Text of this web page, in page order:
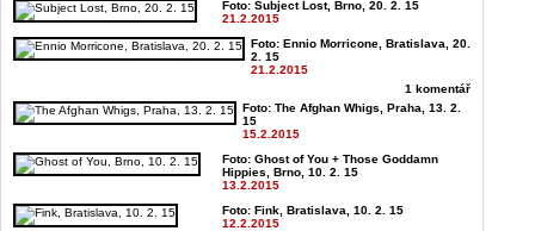
Foto: Subject Lost, Brno, 20. 2. 15
21.2.2015
Foto: Ennio Morricone, Bratislava, 20.
2. 15
21.2.2015
1 komentář
Foto: The Afghan Whigs, Praha, 13. 2.
15
15.2.2015
Foto: Ghost of You + Those Goddamn
Hippies, Brno, 10. 2. 15
13.2.2015
Foto: Fink, Bratislava, 10. 2. 15
12.2.2015